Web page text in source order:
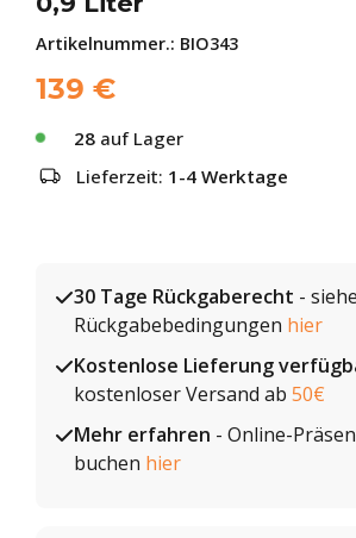
Artikelnummer.: BIO343
139 €
28 auf Lager
Lieferzeit: 1-4 Werktage
30 Tage Rückgaberecht -
Rückgabebedingungen hier
Kostenlose Lieferung
kostenloser Versand ab 50€
Mehr erfahren - Online-
buchen hier